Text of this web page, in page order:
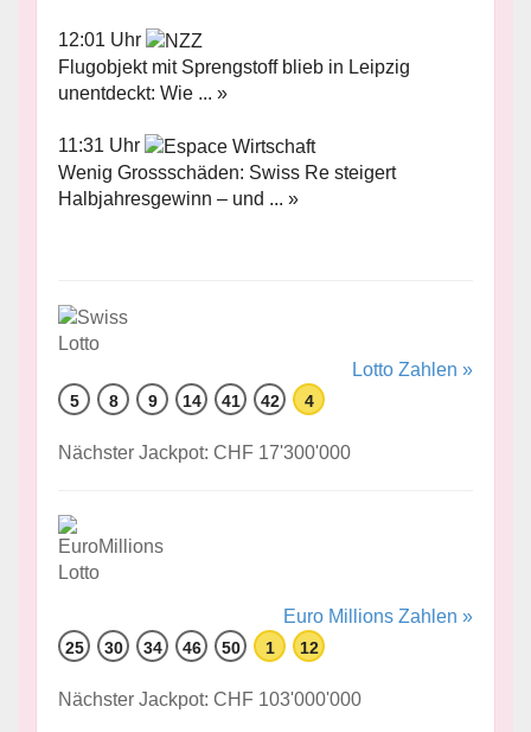
12:01 Uhr
Flugobjekt mit Sprengstoff blieb in Leipzig
unentdeckt: Wie ... »
11:31 Uhr
Wenig Grossschäden: Swiss Re steigert
Halbjahresgewinn – und ... »
Lotto Zahlen »
5 8 9 14 41 42 4
Nächster Jackpot: CHF 17'300'000
Euro Millions Zahlen »
25 30 34 46 50 1 12
Nächster Jackpot: CHF 103'000'000